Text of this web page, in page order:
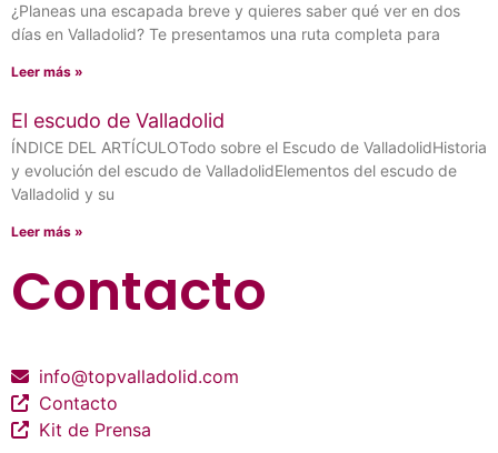
¿Planeas una escapada breve y quieres saber qué ver en dos
días en Valladolid? Te presentamos una ruta completa para
Leer más »
El escudo de Valladolid
ÍNDICE DEL ARTÍCULOTodo sobre el Escudo de ValladolidHistoria
y evolución del escudo de ValladolidElementos del escudo de
Valladolid y su
Leer más »
Contacto
info@topvalladolid.com
Contacto
Kit de Prensa